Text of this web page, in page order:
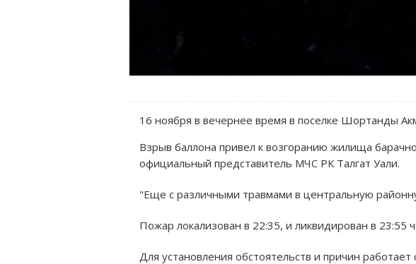
16 ноября в вечернее время в поселке Шортанды
Взрыв баллона привел к возгоранию жилища
официальный представитель МЧС РК Талгат Уали.
"Еще с различными травмами в центральную
Пожар локализован в 22:35, и ликвидирован в 23:55
Для установления обстоятельств и причин